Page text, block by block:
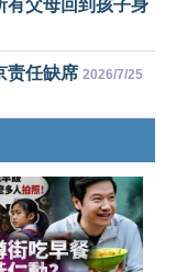
有父母回到孩子身
责任缺席 2026/7/25